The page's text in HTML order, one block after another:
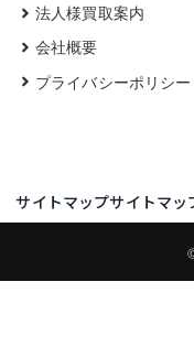
法人様買取案内
会社概要
プライバシーポリシー
サイトマップサイトマッ